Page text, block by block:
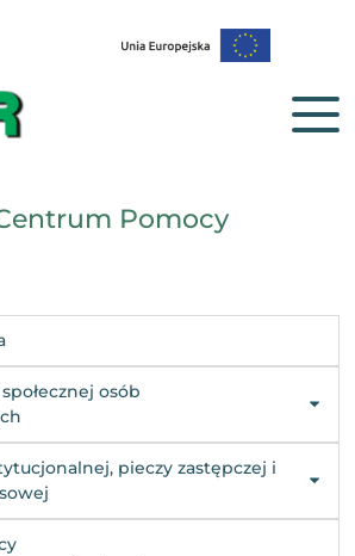
Pomocy
osób
pieczy zastępczej i